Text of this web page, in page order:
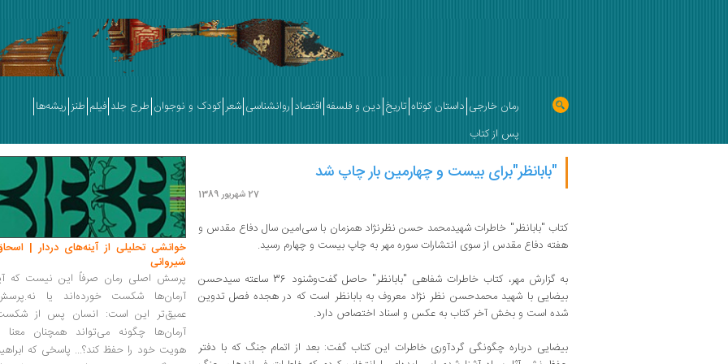
رمان خارجی داستان کوتاه تاریخ دین و فلسفه اقتصاد روانشناسی شعر کودک و نوجوان طرح جلد فیلم طنز ریشه‌ها
پس از کتاب
"بابانظر"برای بیست و چهارمین بار چاپ شد
27 شهریور 1389
کتاب "بابانظر" خاطرات شهیدمحمد حسن نظرنژاد همزمان با سی‌امین سال دفاع مقدس و
هفته دفاع مقدس از سوی انتشارات سوره مهر به چاپ بیست و چهارم رسید.
به گزارش مهر، کتاب خاطرات شفاهی "بابانظر" حاصل گفت‌وشنود 36 ساعته سیدحسن
بیضایی با شهید محمدحسن نظر نژاد معروف به بابانظر است که در هجده فصل تدوین
شده است و بخش آخر کتاب به عکس و اسناد اختصاص دارد.
بیضایی درباره چگونگی گردآوری خاطرات این کتاب گفت: بعد از اتمام جنگ که با دفتر
خوانشی تحلیلی از آینه‌های دردار |
شیروانی
پرسش اصلی رمان صرفاً این نیست که
آرمان‌ها شکست خورده‌اند یا
عمیق‌تر این است: انسان پس از
آرمان‌ها چگونه می‌تواند همچنان معنا
هویت خود را حفظ کند؟... پاسخی که